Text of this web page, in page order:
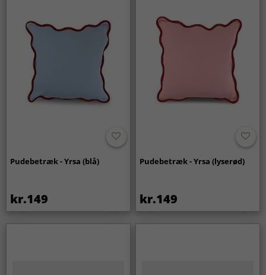
Pudebetræk - Yrsa (blå)
kr.149
Pudebetræk - Yrsa (lyserød)
kr.149